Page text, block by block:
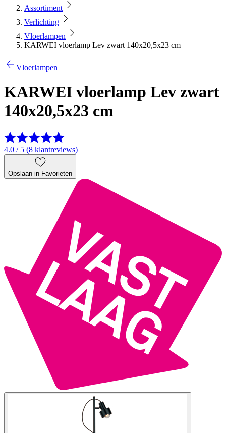
Assortiment
Verlichting
Vloerlampen
KARWEI vloerlamp Lev zwart 140x20,5x23 cm
Vloerlampen
KARWEI vloerlamp Lev zwart
140x20,5x23 cm
4.0 / 5 (8 klantreviews)
Opslaan in Favorieten